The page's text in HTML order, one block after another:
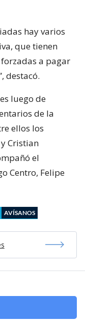
hay varios
que tienen
a pagar
destacó.
luego de
de la
ellos los
Cristian
el
Centro, Felipe
AVÍSANOS